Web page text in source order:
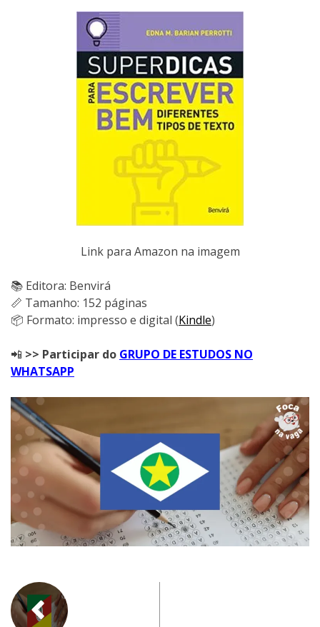
Link para Amazon na imagem
📚 Editora: Benvirá
📏 Tamanho: 152 páginas
📦 Formato: impresso e digital (Kindle)
📲 >> Participar do GRUPO DE ESTUDOS NO
WHATSAPP